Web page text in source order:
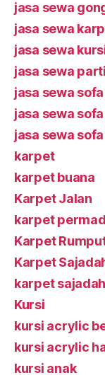
jasa sewa
jasa sewa
jasa sewa
jasa sewa
jasa sewa
jasa sewa
jasa sewa
karpet
karpet buana
Karpet Jalan
karpet
Karpet
Karpet
karpet sajadah
Kursi
kursi acrylic
kursi acrylic
kursi anak